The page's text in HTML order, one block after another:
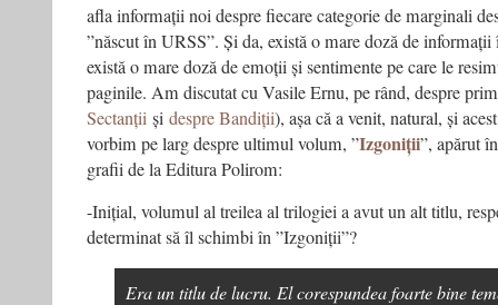
afla informații noi despre fiecare categorie de marginali
”născut în URSS”. Și da, există o mare doză de
există o mare doză de emoții și sentimente pe care le
paginile. Am discutat cu Vasile Ernu, pe rând, despre
Sectanții și despre Bandiții), așa că a venit, natural, și
vorbim pe larg despre ultimul volum, ”Izgoniții”, apărut
grafii de la Editura Polirom:
-Inițial, volumul al treilea al trilogiei a avut un alt titlu,
determinat să îl schimbi în ”Izgoniții”?
Era un titlu de lucru. El corespundea foarte bine